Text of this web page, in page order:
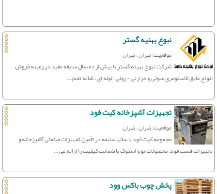
نبوغ بهنیه گستر
موقعیت: تهران ، تهران
شرکت نبوغ بهینه گستر با بیش از ده سال سابقه مفید در زمینه فروش
انواع عایق الاستومری صوتی و حرارتی - رولی ، لوله ای ، شانه تخم ...
تجهیزات آشپزخانه کیت فود
موقعیت: تهران ، تهران
مجموعه کیت فود با سالها سابقه در تأمین تجهیزات صنعتی آشپزخانه و
تجهیزات فست فود، محصولات نو و استوک با ضمانت کیفیت را ارائه می‌ ...
پخش چوب باکس وود